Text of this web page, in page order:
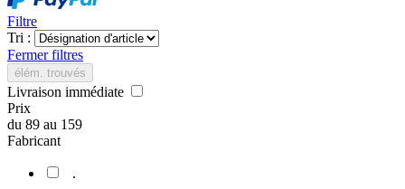
Filtre
Tri :
Fermer filtres
élém. trouvés
Livraison immédiate
Prix
du 89 au 159
Fabricant
.